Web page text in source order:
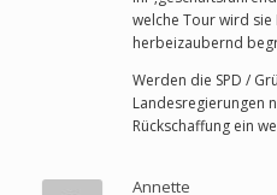
welche Tour wird sie
herbeizaubernd
Werden die SPD /
Landesregierungen
Rückschaffung ein
Annette